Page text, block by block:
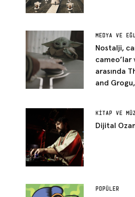
MEDYA VE
Nostalji,
cameo’lar
arasında
and
KITAP VE
Dijital
POPÜLER